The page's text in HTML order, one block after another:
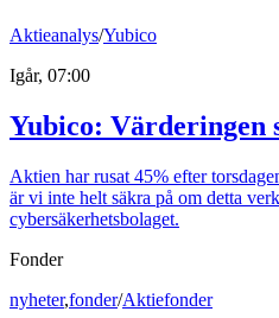
Aktieanalys/Yubico
Igår, 07:00
Yubico: Värderingen
Aktien har rusat 45% efter
är vi inte helt säkra på om detta
cybersäkerhetsbolaget.
Fonder
nyheter,fonder/Aktiefonder